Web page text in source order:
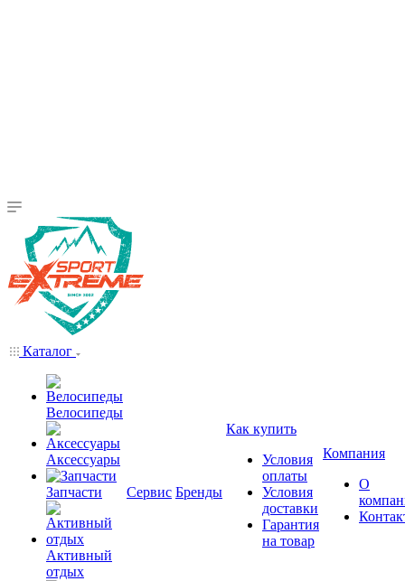
Каталог
Велосипеды
Аксессуары
Запчасти
Активный
отдых
Сервис Бренды
Как купить
Условия
оплаты
Условия
доставки
Гарантия
на товар
Компания
О